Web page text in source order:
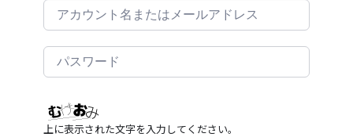
上に表示された文字を入力してください。